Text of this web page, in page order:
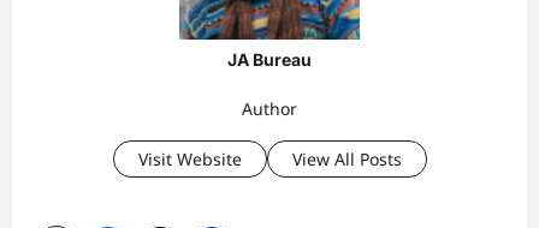
JA Bureau
Author
Visit Website View All Posts